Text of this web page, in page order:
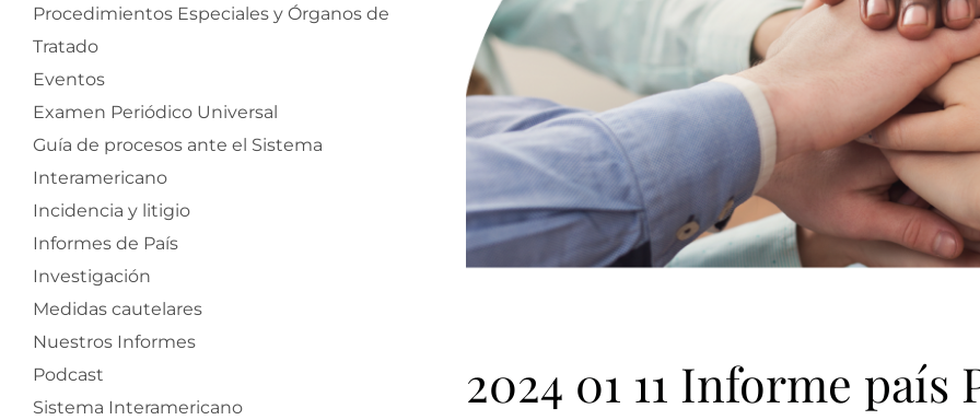
Procedimientos Especiales y Órganos de
Tratado
Eventos
Examen Periódico Universal
Guía de procesos ante el Sistema
Interamericano
Incidencia y litigio
Informes de País
Investigación
Medidas cautelares
Nuestros Informes
Podcast
Sistema Interamericano
2024 01 11 Informe país